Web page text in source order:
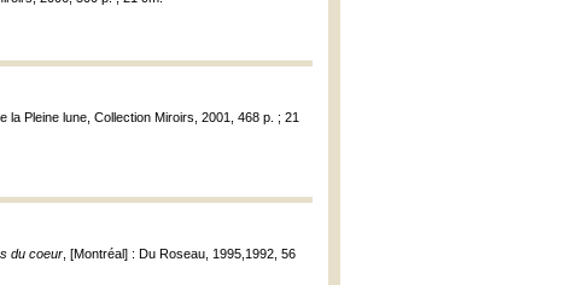
la Pleine lune, Collection Miroirs, 2001, 468 p. ; 21
du coeur , [Montréal] : Du Roseau, 1995,1992, 56